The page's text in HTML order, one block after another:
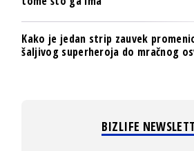
Kako je jedan strip zauvek
šaljivog superheroja do mračnog
BIZLIFE